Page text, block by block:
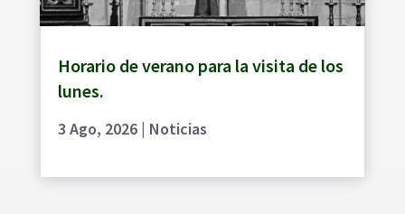
Horario de verano para la visita de los
lunes.
3 Ago, 2026| Noticias